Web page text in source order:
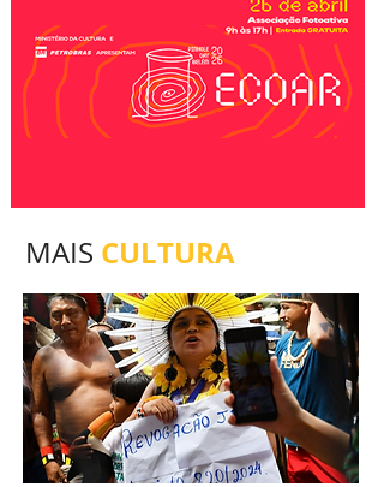
MAIS CULTURA